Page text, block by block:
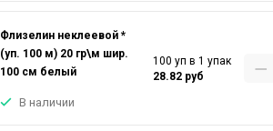
Флизелин неклеевой *
(уп. 100 м) 20 гр\м шир.
100 см белый
В наличии
100 уп в 1 упак
28.82 руб